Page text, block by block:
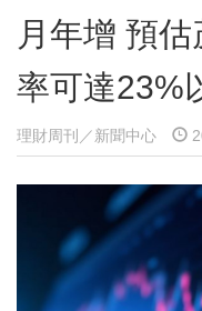
月年增 預
率可達23%
理財周刊／新聞中心